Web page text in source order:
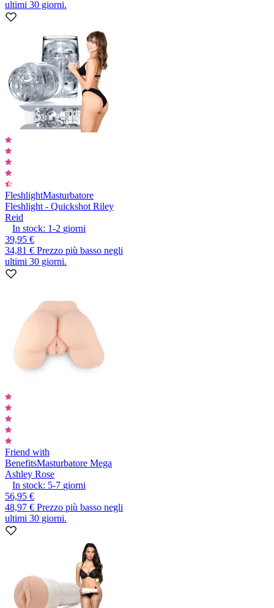
ultimi 30 giorni.
FleshlightMasturbatore
Fleshlight - Quickshot Riley
Reid
In stock: 1-2 giorni
39,95 €
34,81 € Prezzo più basso negli
ultimi 30 giorni.
Friend with
BenefitsMasturbatore Mega
Ashley Rose
In stock: 5-7 giorni
56,95 €
48,97 € Prezzo più basso negli
ultimi 30 giorni.